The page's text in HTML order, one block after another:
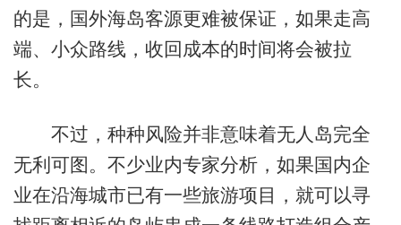
的是，国外海岛客源更难被保证，如果走高
端、小众路线，收回成本的时间将会被拉
长。
不过，种种风险并非意味着无人岛完全
无利可图。不少业内专家分析，如果国内企
业在沿海城市已有一些旅游项目，就可以寻